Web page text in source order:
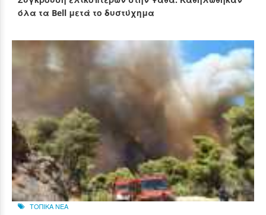
όλα τα Bell μετά το δυστύχημα
ΤΟΠΙΚΑ ΝΕΑ